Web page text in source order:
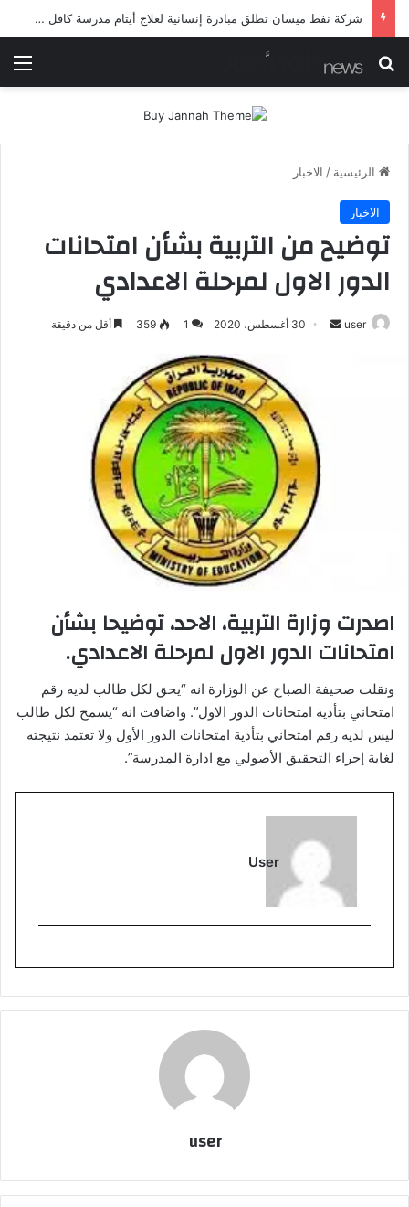
شرطة ميسان تلقي القبض على مطلقي العيارات النارية أثناء تشييع جنائزي في العمارة
بحث عن
الرئيسية / الاخبار
الاخبار
توضيح من التربية بشأن امتحانات
الدور الاول لمرحلة الاعدادي
user
أرسل 30 أغسطس، 2020 1
359 أقل من دقيقة
اصدرت وزارة التربية، الاحد، توضيحا بشأن
امتحانات الدور الاول لمرحلة الاعدادي.
ونقلت صحيفة الصباح عن الوزارة انه “يحق لكل طالب لديه رقم
امتحاني بتأدية امتحانات الدور الاول”. واضافت انه “يسمح لكل طالب
ليس لديه رقم امتحاني بتأدية امتحانات الدور الأول ولا تعتمد نتيجته
لغاية إجراء التحقيق الأصولي مع ادارة المدرسة”.
User
user